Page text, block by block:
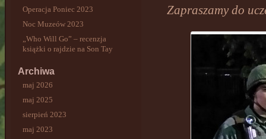
Operacja Poniec 2023
Noc Muzeów 2023
„Who Will Go” – recenzja
książki o rajdzie na Son Tay
Archiwa
maj 2026
maj 2025
sierpień 2023
maj 2023
Zapraszamy do